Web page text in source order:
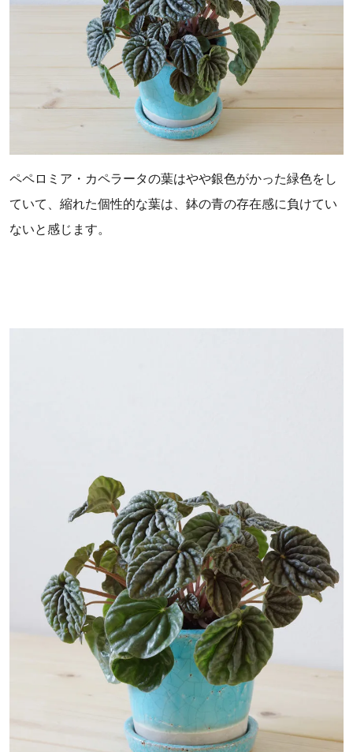
ペペロミア・カペラータの葉はやや銀色がかった緑色をし
ていて、縮れた個性的な葉は、鉢の青の存在感に負けてい
ないと感じます。